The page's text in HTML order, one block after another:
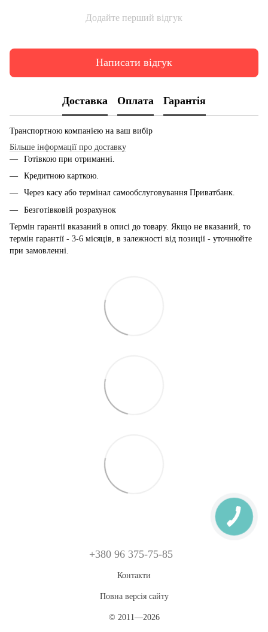
Додайте перший відгук
Написати відгук
Доставка Оплата Гарантія
Транспортною компанією на ваш вибір
Більше інформації про доставку
Готівкою при отриманні.
Кредитною карткою.
Через касу або термінал самообслуговування Приватбанк.
Безготівковій розрахунок
Термін гарантії вказаний в описі до товару. Якщо не вказаний, то
термін гарантії - 3-6 місяців, в залежності від позиції - уточнюйте
при замовленні.
+380 96 375-75-85
Контакти
Повна версія сайту
© 2011—2026